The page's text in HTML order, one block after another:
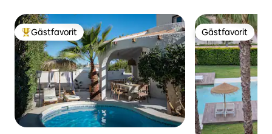
Populär gästfavorit
Gästfavorit Gästfavorit
Gästfavorit